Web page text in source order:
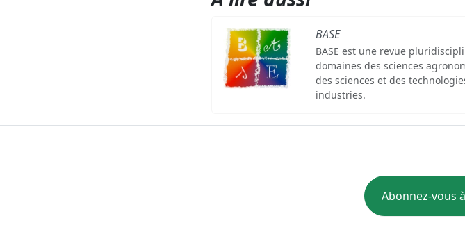
BASE
BASE est une revue
domaines des sciences
des sciences et des
industries.
Abonnez-vous